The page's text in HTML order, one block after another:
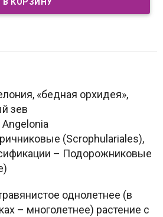
«бедная орхидея»,
зев
Angelonia
(Scrophulariales),
– Подорожниковые
однолетнее (в
– многолетнее) растение с